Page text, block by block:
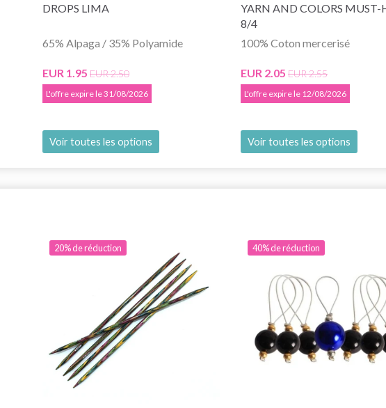
DROPS LIMA
65% Alpaga / 35% Polyamide
EUR 1.95 EUR 2.50
L'offre expire le 31/08/2026
Voir toutes les options
YARN AND COLORS MUST-
8/4
100% Coton mercerisé
EUR 2.05 EUR 2.55
L'offre expire le 12/08/2026
Voir toutes les options
20% de réduction 40% de réduction